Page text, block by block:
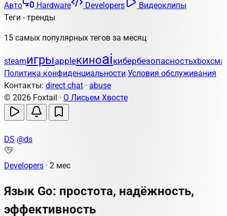
Авто
Hardware Developers
Видеоклипы
Теги - тренды
15 самых популярных тегов за месяц
steamигрыappleкиноaiкибербезопасностьxbox
Политика конфиденциальности Условия обслуживания
Контакты: direct chat · abuse
© 2026 Foxtail · О Лисьем Хвосте
DS @ds
Developers · 2 мес
Язык Go: простота, надёжность,
эффективность